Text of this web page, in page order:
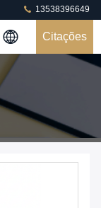
13538396649
Citações